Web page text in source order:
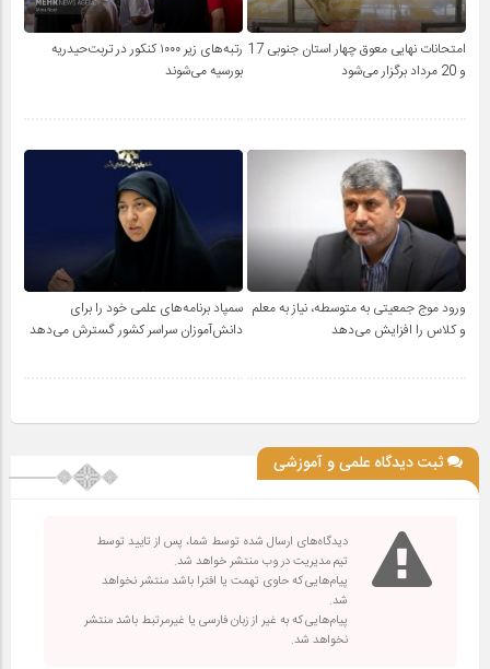
امتحانات نهایی معوق چهار استان جنوبی 17
و 20 مرداد برگزار می‌شود
رتبه‌های زیر ۱۰۰۰ کنکور در تربت‌حیدریه
بورسیه می‌شوند
ورود موج جمعیتی به متوسطه، نیاز به معلم
و کلاس را افزایش می‌دهد
سمپاد برنامه‌های علمی خود را برای
دانش‌آموزان سراسر کشور گسترش می‌دهد
ثبت دیدگاه علمی و آموزشی
دیدگاه‌های ارسال شده توسط شما، پس از تایید توسط
تیم مدیریت در وب منتشر خواهد شد.
پیام‌هایی که حاوی تهمت یا افترا باشد منتشر نخواهد
شد.
پیام‌هایی که به غیر از زبان فارسی یا غیرمرتبط باشد منتشر
نخواهد شد.